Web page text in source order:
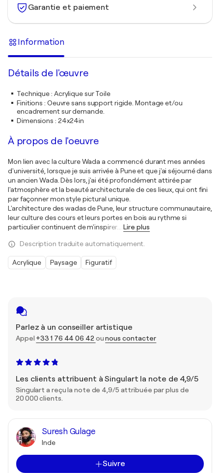
Garantie et paiement
Parlez à un conseiller artistique
Appel +33 1 76 44 06 42 ounous contacter
Les clients attribuent à Singulart la note de 4,9/5
Singulart a reçu la note de 4,9/5 attribuée par plus de
20 000 clients.
Suresh Gulage
Inde
Suivre
Information
Détails de l'œuvre
Technique: Acrylique sur Toile
Finitions : Oeuvre sans support rigide. Montage et/ou
encadrement sur demande.
Dimensions : 24x24in
À propos de l'oeuvre
Mon lien avec la culture Wada a commencé durant mes années
d'université, lorsque je suis arrivée à Pune et que j'ai séjourné dans
un ancien Wada. Dès lors, j'ai été profondément attirée par
l'atmosphère et la beauté architecturale de ces lieux, qui ont fini
par façonner mon style pictural unique.
L'architecture des wadas de Pune, leur structure communautaire,
leur culture des cours et leurs portes en bois au rythme si
particulier continuent de m'inspirer.
Lire plus
Description traduite automatiquement.
Acrylique Paysage Figuratif